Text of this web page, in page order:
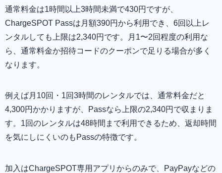
通常料金は1時間以上3時間未満で430円ですが、
ChargeSPOT Passは月額390円から利用でき、6回以上レ
ンタルしても上限は2,340円です。月1〜2回程度の利用な
ら、通常料金か招待コードのクーポンで足りる場合が多く
なります。
例えば月10回・1回3時間のレンタルでは、通常料金だと
4,300円かかりますが、Passなら上限の2,340円で収まりま
す。1回のレンタルは48時間まで利用できるため、返却時間
を気にしにくいのもPassの特徴です。
加入はChargeSPOT専用アプリからのみで、PayPayなどの